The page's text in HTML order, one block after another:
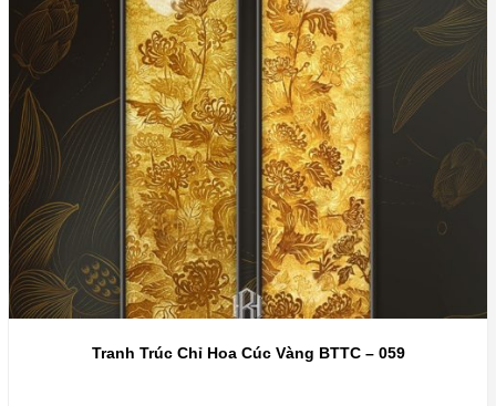
Tranh Trúc Chỉ Hoa Cúc Vàng BTTC – 059